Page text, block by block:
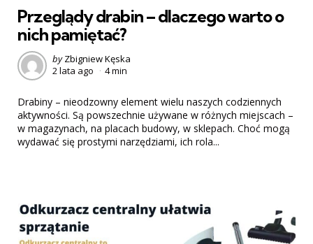
Przeglądy drabin – dlaczego warto o
nich pamiętać?
Posted
by
by Zbigniew Kęska
2 lata ago
4 min
Drabiny – nieodzowny element wielu naszych codziennych
aktywności. Są powszechnie używane w różnych miejscach –
w magazynach, na placach budowy, w sklepach. Choć mogą
wydawać się prostymi narzędziami, ich rola...